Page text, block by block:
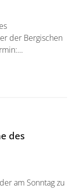
der Bergischen
Bergischen
des
am Sonntag zu